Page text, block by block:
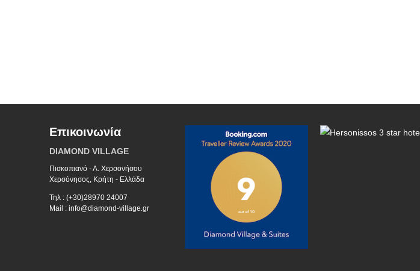
Επικοινωνία
DIAMOND VILLAGE
Πισκοπιανό - Λ. Χερσονήσου
Χερσόνησος, Κρήτη - Ελλάδα
Τηλ : (+30)28970 24007
Mail : info@diamond-village.gr